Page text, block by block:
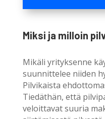
Miksi ja milloin
Mikäli yrityksenne
suunnittelee niiden
Pilvikaista
Tiedäthän, että
veloittavat suuria